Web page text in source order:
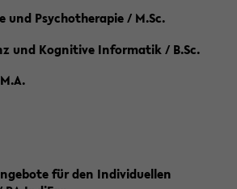
und Psychotherapie / M.Sc.
und Kognitive Informatik / B.Sc.
für den Individuellen